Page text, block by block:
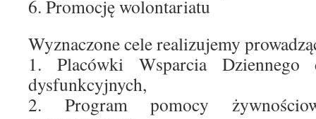
6. Promocję wolontariatu
Wyznaczone cele realizujemy
1. Placówki Wsparcia
dysfunkcyjnych,
2. Program pomocy